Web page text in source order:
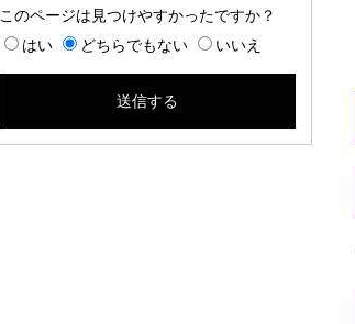
このページは見つけやすかったですか？
はい
どちらでもない いいえ